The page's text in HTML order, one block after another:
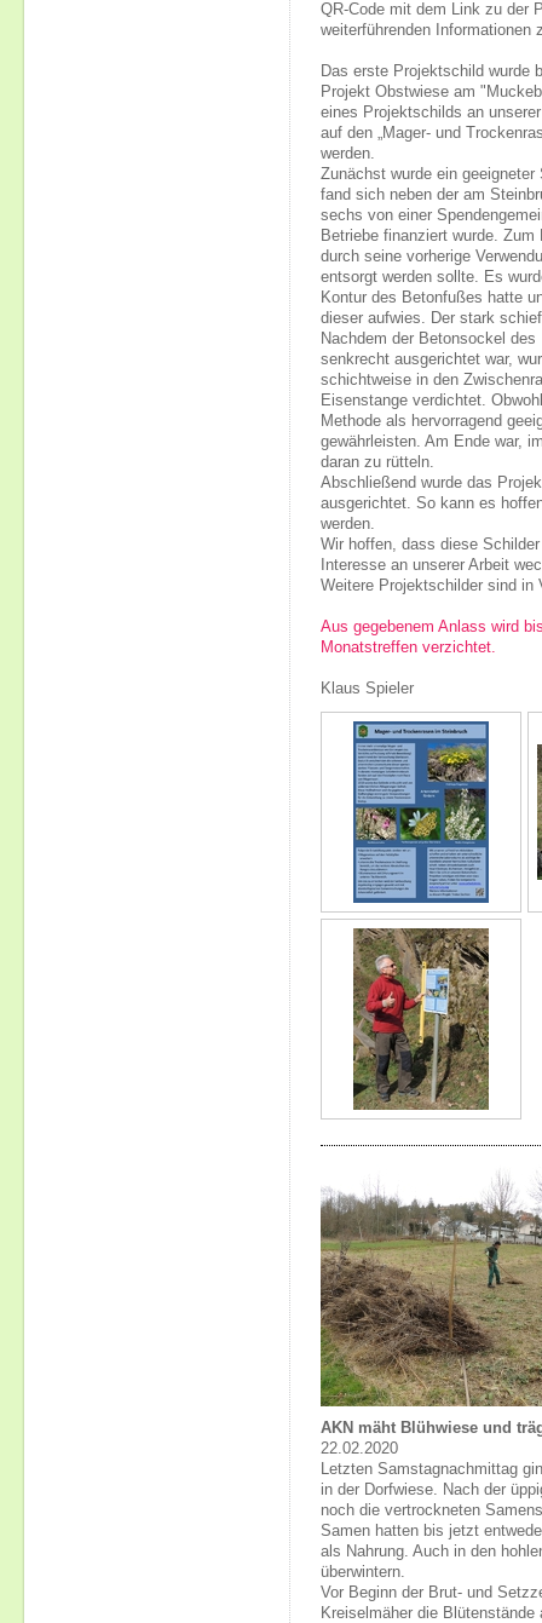
QR-Code mit dem Link zu der
weiterführenden Informationen
Das erste Projektschild wurde
Projekt Obstwiese am
eines Projektschilds an
auf den „Mager- und
werden.
Zunächst wurde ein
fand sich neben der am
sechs von einer
Betriebe finanziert wurde.
durch seine vorherige
entsorgt werden sollte. Es
Kontur des Betonfußes hatte
dieser aufwies. Der stark
Nachdem der Betonsockel
senkrecht ausgerichtet war,
schichtweise in den
Eisenstange verdichtet.
Methode als hervorragend
gewährleisten. Am Ende war,
daran zu rütteln.
Abschließend wurde das
ausgerichtet. So kann es
werden.
Wir hoffen, dass diese
Interesse an unserer Arbeit
Weitere Projektschilder sind in
Aus gegebenem Anlass wird
Monatstreffen verzichtet.
Klaus Spieler
AKN mäht Blühwiese und
22.02.2020
Letzten Samstagnachmittag
in der Dorfwiese. Nach der
noch die vertrockneten
Samen hatten bis jetzt
als Nahrung. Auch in den
überwintern.
Vor Beginn der Brut- und
Kreiselmäher die